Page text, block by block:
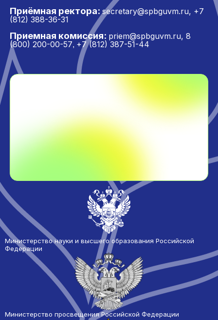
Приёмная ректора: secretary@spbguvm.ru, +7
(812) 388-36-31
Приемная комиссия: priem@spbguvm.ru, 8
(800) 200-00-57, +7 (812) 387-51-44
Министерство науки и высшего образования Российской
Федерации
Министерство просвещения Российской Федерации